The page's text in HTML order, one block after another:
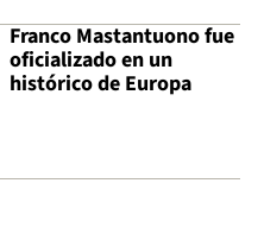
Franco Mastantuono fue
oficializado en un
histórico de Europa